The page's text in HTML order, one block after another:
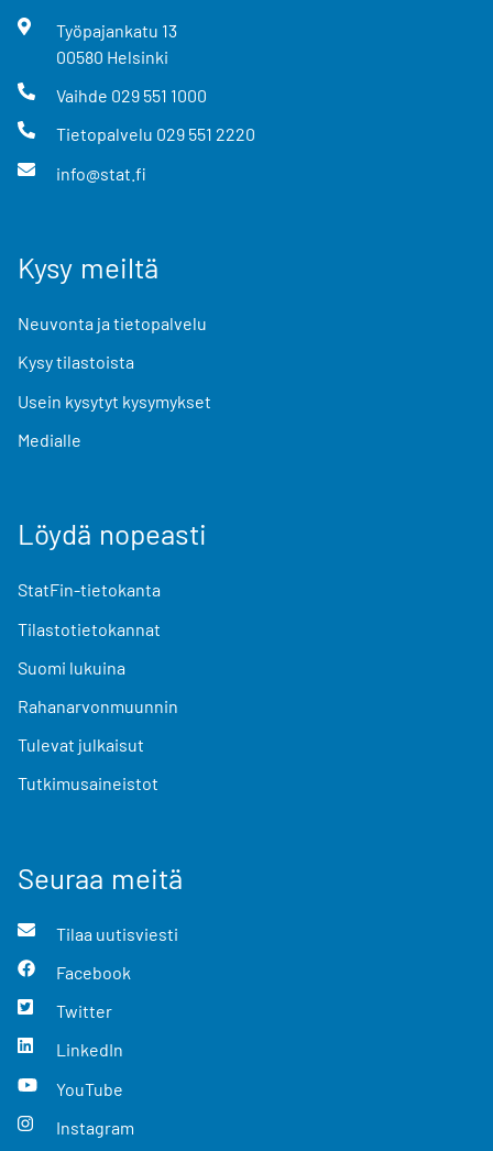
Työpajankatu 13
00580 Helsinki
Vaihde 029 551 1000
Tietopalvelu 029 551 2220
info@stat.fi
Kysy meiltä
Neuvonta ja tietopalvelu
Kysy tilastoista
Usein kysytyt kysymykset
Medialle
Löydä nopeasti
StatFin-tietokanta
Tilastotietokannat
Suomi lukuina
Rahanarvonmuunnin
Tulevat julkaisut
Tutkimusaineistot
Seuraa meitä
Tilaa uutisviesti
Facebook
Twitter
LinkedIn
YouTube
Instagram